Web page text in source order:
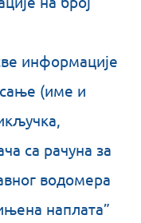
информације
(име и
са рачуна за
водомера
наплата”